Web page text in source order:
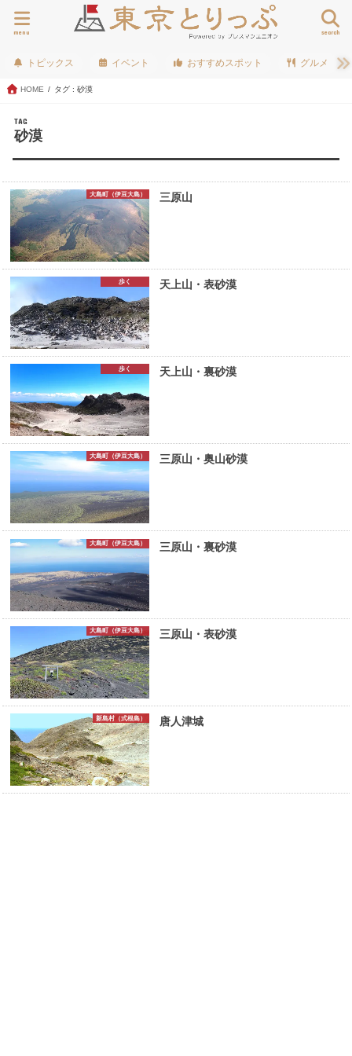
search
menu
トピックス イベント おすすめスポット グルメ
HOME タグ : 砂漠
TAG
砂漠
大島町（伊豆大島） 三原山
歩く 天上山・表砂漠
歩く 天上山・裏砂漠
大島町（伊豆大島） 三原山・奥山砂漠
大島町（伊豆大島） 三原山・裏砂漠
大島町（伊豆大島） 三原山・表砂漠
新島村（式根島） 唐人津城